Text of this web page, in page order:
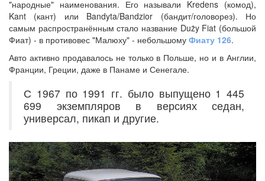
"народные" наименования. Его называли Kredens (комод),
Kant (кант) или Bandyta/Bandzior (бандит/головорез). Но
самым распространённым стало название Duży Fiat (большой
Фиат) - в противовес "Малюху" - небольшому Фиату 126.
Авто активно продавалось не только в Польше, но и в Англии,
Франции, Греции, даже в Панаме и Сенегале.
С 1967 по 1991 гг. было выпущено 1 445
699 экземпляров в версиях седан,
универсал, пикап и другие.